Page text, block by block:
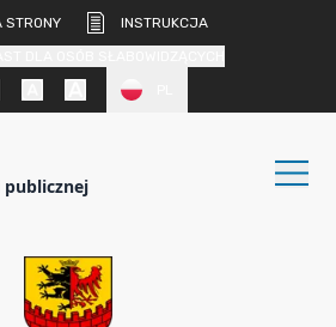
STRONY
INSTRUKCJA